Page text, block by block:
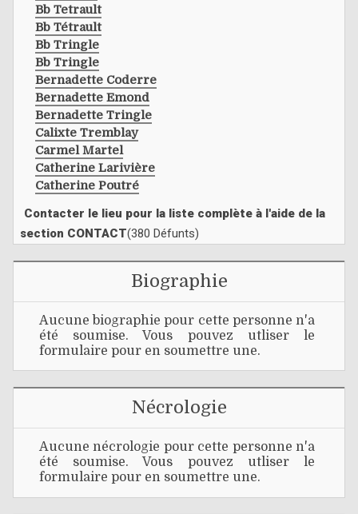
Bb Tetrault
Bb Tétrault
Bb Tringle
Bb Tringle
Bernadette Coderre
Bernadette Emond
Bernadette Tringle
Calixte Tremblay
Carmel Martel
Catherine Larivière
Catherine Poutré
Contacter le lieu pour la liste complète à l'aide de la
section CONTACT(380 Défunts)
Biographie
Aucune biographie pour cette personne n'a
été soumise. Vous pouvez utliser le
formulaire pour en soumettre une.
Nécrologie
Aucune nécrologie pour cette personne n'a
été soumise. Vous pouvez utliser le
formulaire pour en soumettre une.